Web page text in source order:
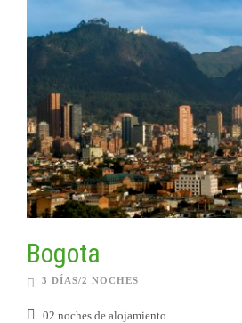
Bogota
3 DÍAS/2 NOCHES
02 noches de alojamiento